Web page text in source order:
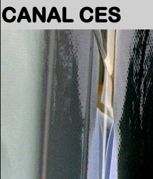
CANAL CES